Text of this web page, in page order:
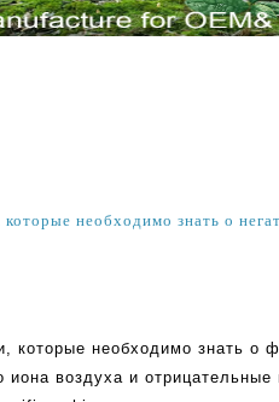
которые необходимо знать о
иона воздуха и